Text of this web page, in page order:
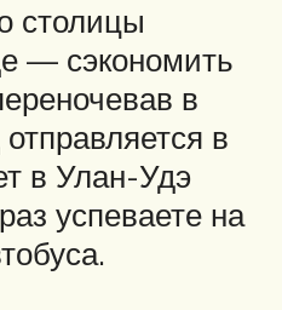
столицы
— сэкономить
в
отправляется в
в Улан-Удэ
успеваете на